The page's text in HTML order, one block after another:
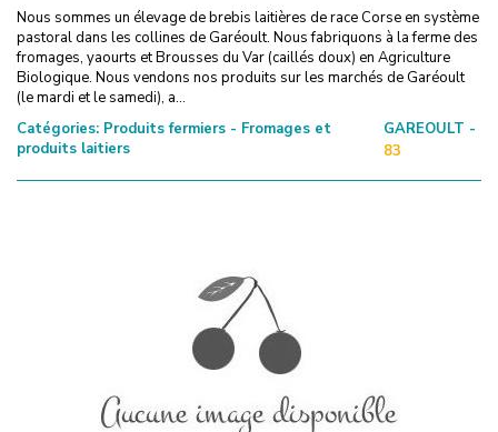
Nous sommes un élevage de brebis laitières de race Corse en système
pastoral dans les collines de Garéoult. Nous fabriquons à la ferme des
fromages, yaourts et Brousses du Var (caillés doux) en Agriculture
Biologique. Nous vendons nos produits sur les marchés de Garéoult
(le mardi et le samedi), a...
Catégories: Produits fermiers - Fromages et
produits laitiers
GAREOULT -
83